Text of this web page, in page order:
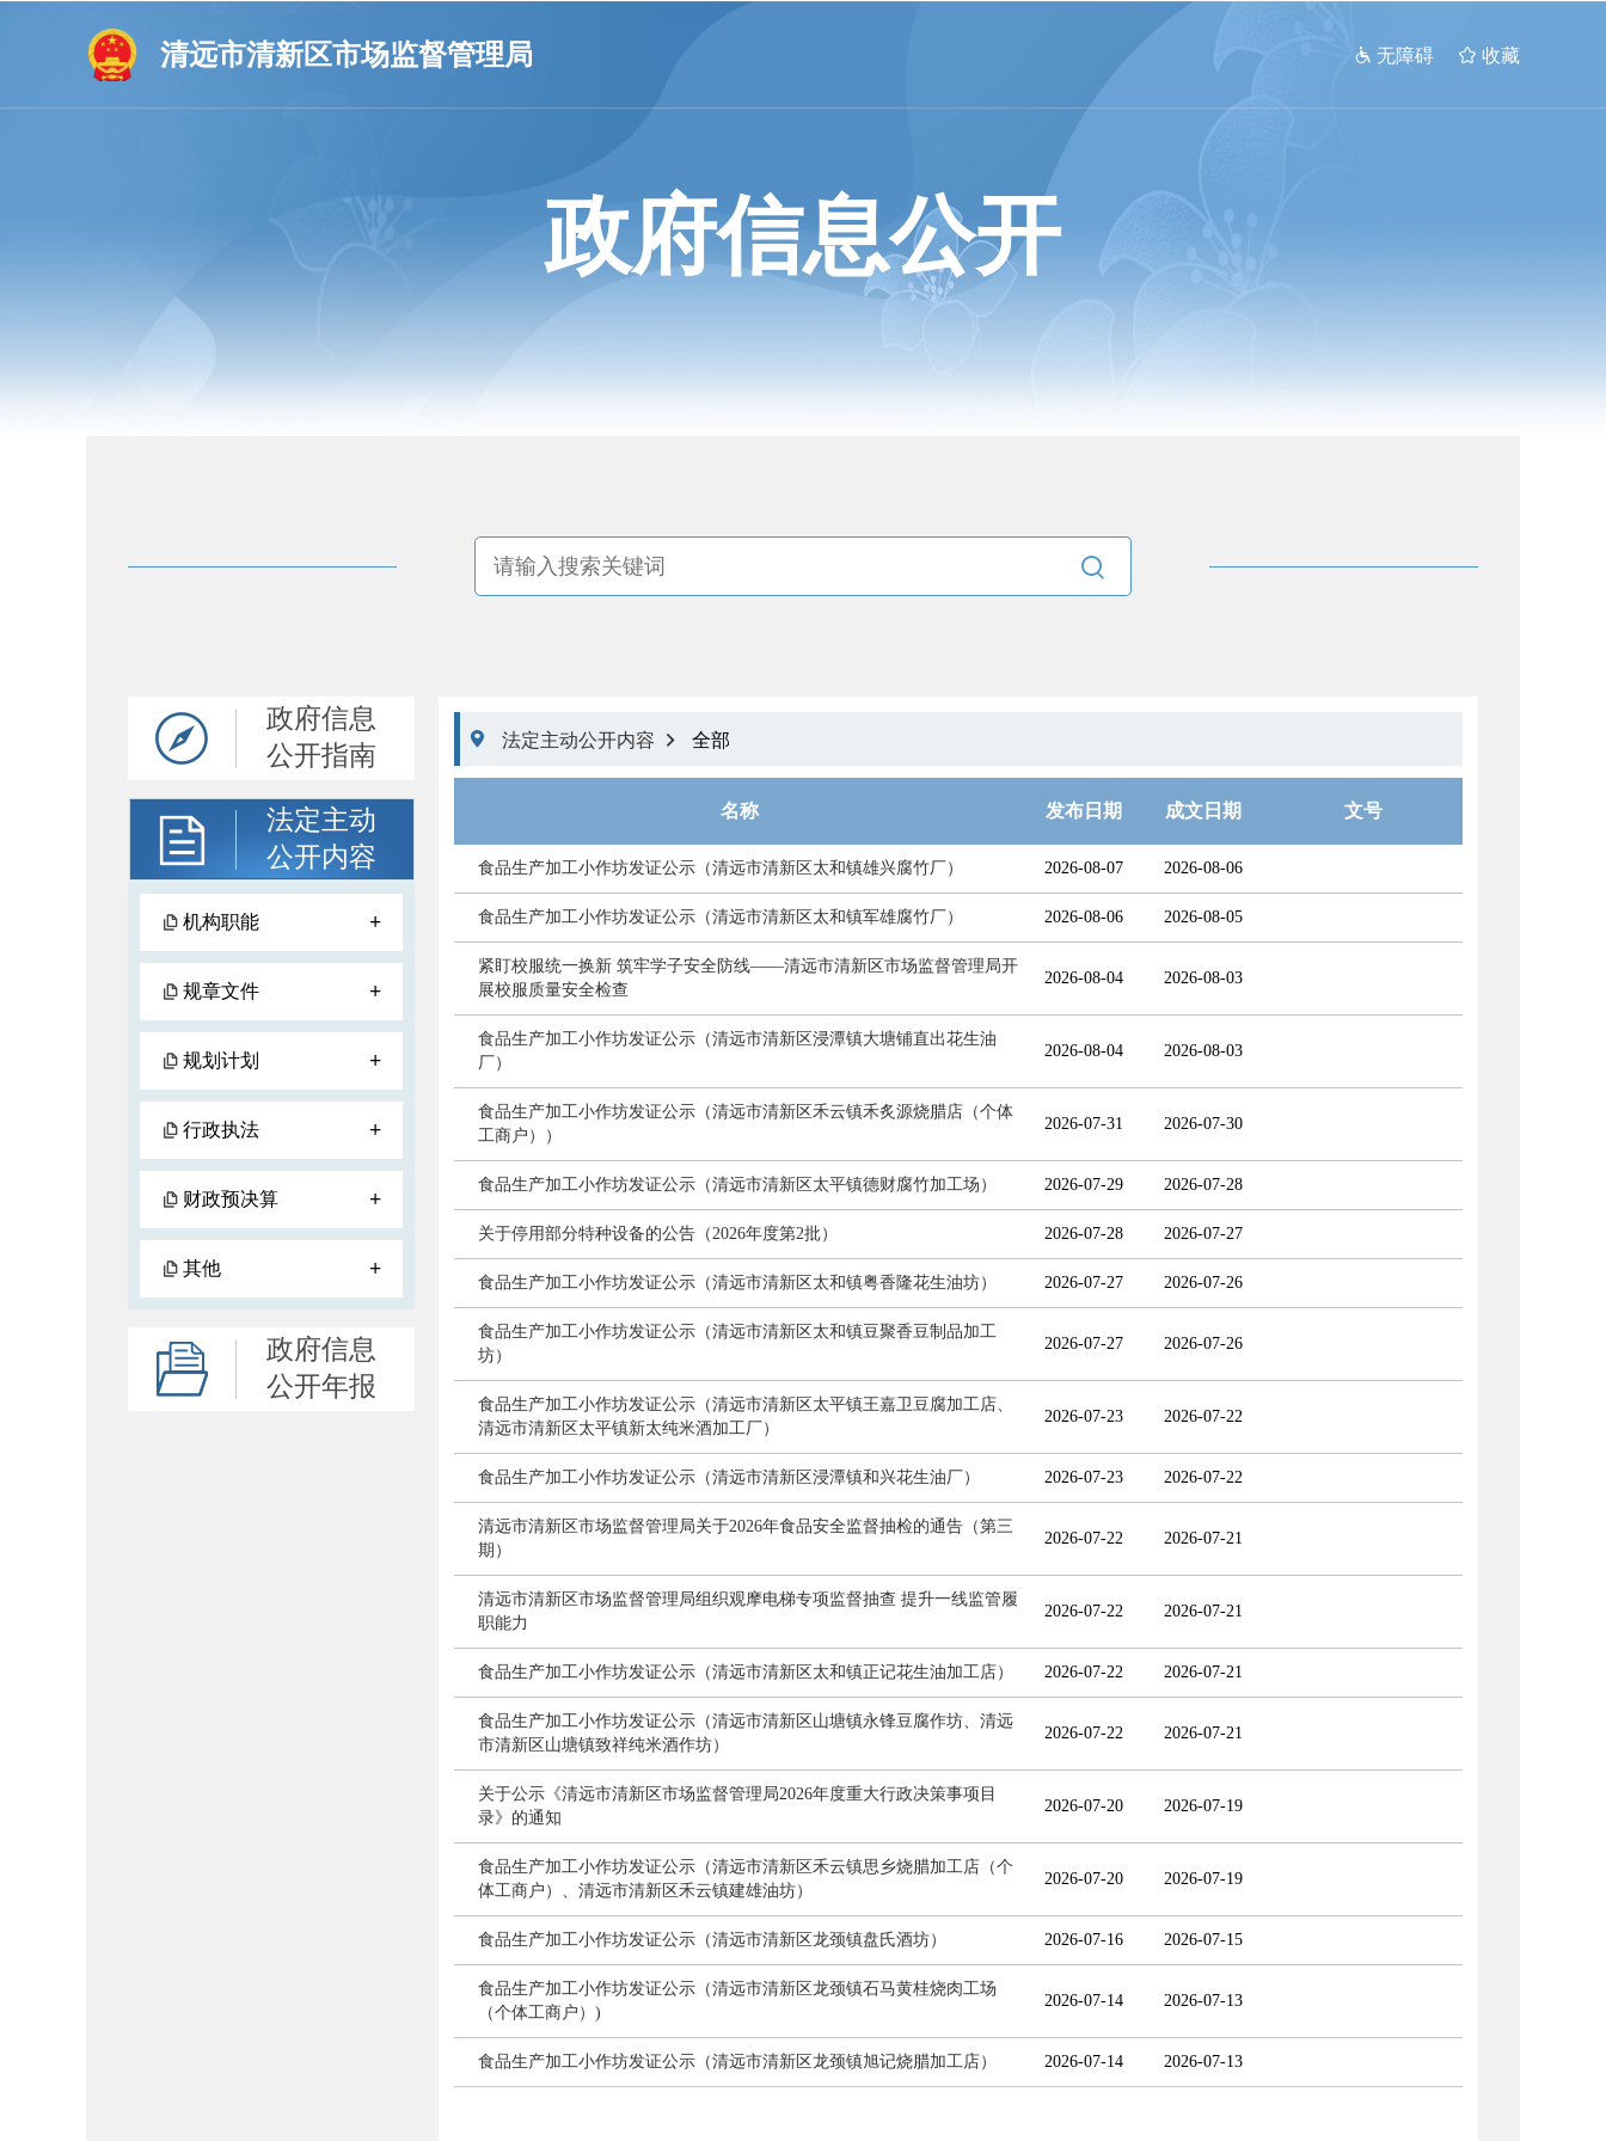
清远市清新区市场监督管理局  无障碍  收藏
政府信息公开

政府信息
公开指南
法定主动
公开内容
机构职能 +
规章文件 +
规划计划 +
行政执法 +
财政预决算 +
其他 +
政府信息
公开年报
 法定主动公开内容  全部
名称 发布日期 成文日期 文号
食品生产加工小作坊发证公示（清远市清新区太和镇雄兴腐竹厂） 2026-08-07 2026-08-06
食品生产加工小作坊发证公示（清远市清新区太和镇军雄腐竹厂） 2026-08-06 2026-08-05
紧盯校服统一换新 筑牢学子安全防线——清远市清新区市场监督管理局开
展校服质量安全检查
2026-08-04 2026-08-03
食品生产加工小作坊发证公示（清远市清新区浸潭镇大塘铺直出花生油
厂）
2026-08-04 2026-08-03
食品生产加工小作坊发证公示（清远市清新区禾云镇禾炙源烧腊店（个体
工商户））
2026-07-31 2026-07-30
食品生产加工小作坊发证公示（清远市清新区太平镇德财腐竹加工场） 2026-07-29 2026-07-28
关于停用部分特种设备的公告（2026年度第2批） 2026-07-28 2026-07-27
食品生产加工小作坊发证公示（清远市清新区太和镇粤香隆花生油坊） 2026-07-27 2026-07-26
食品生产加工小作坊发证公示（清远市清新区太和镇豆聚香豆制品加工
坊）
2026-07-27 2026-07-26
食品生产加工小作坊发证公示（清远市清新区太平镇王嘉卫豆腐加工店、
清远市清新区太平镇新太纯米酒加工厂）
2026-07-23 2026-07-22
食品生产加工小作坊发证公示（清远市清新区浸潭镇和兴花生油厂） 2026-07-23 2026-07-22
清远市清新区市场监督管理局关于2026年食品安全监督抽检的通告（第三
期）
2026-07-22 2026-07-21
清远市清新区市场监督管理局组织观摩电梯专项监督抽查 提升一线监管履
职能力
2026-07-22 2026-07-21
食品生产加工小作坊发证公示（清远市清新区太和镇正记花生油加工店） 2026-07-22 2026-07-21
食品生产加工小作坊发证公示（清远市清新区山塘镇永锋豆腐作坊、清远
市清新区山塘镇致祥纯米酒作坊）
2026-07-22 2026-07-21
关于公示《清远市清新区市场监督管理局2026年度重大行政决策事项目
录》的通知
2026-07-20 2026-07-19
食品生产加工小作坊发证公示（清远市清新区禾云镇思乡烧腊加工店（个
体工商户）、清远市清新区禾云镇建雄油坊）
2026-07-20 2026-07-19
食品生产加工小作坊发证公示（清远市清新区龙颈镇盘氏酒坊） 2026-07-16 2026-07-15
食品生产加工小作坊发证公示（清远市清新区龙颈镇石马黄桂烧肉工场
（个体工商户）)
2026-07-14 2026-07-13
食品生产加工小作坊发证公示（清远市清新区龙颈镇旭记烧腊加工店） 2026-07-14 2026-07-13